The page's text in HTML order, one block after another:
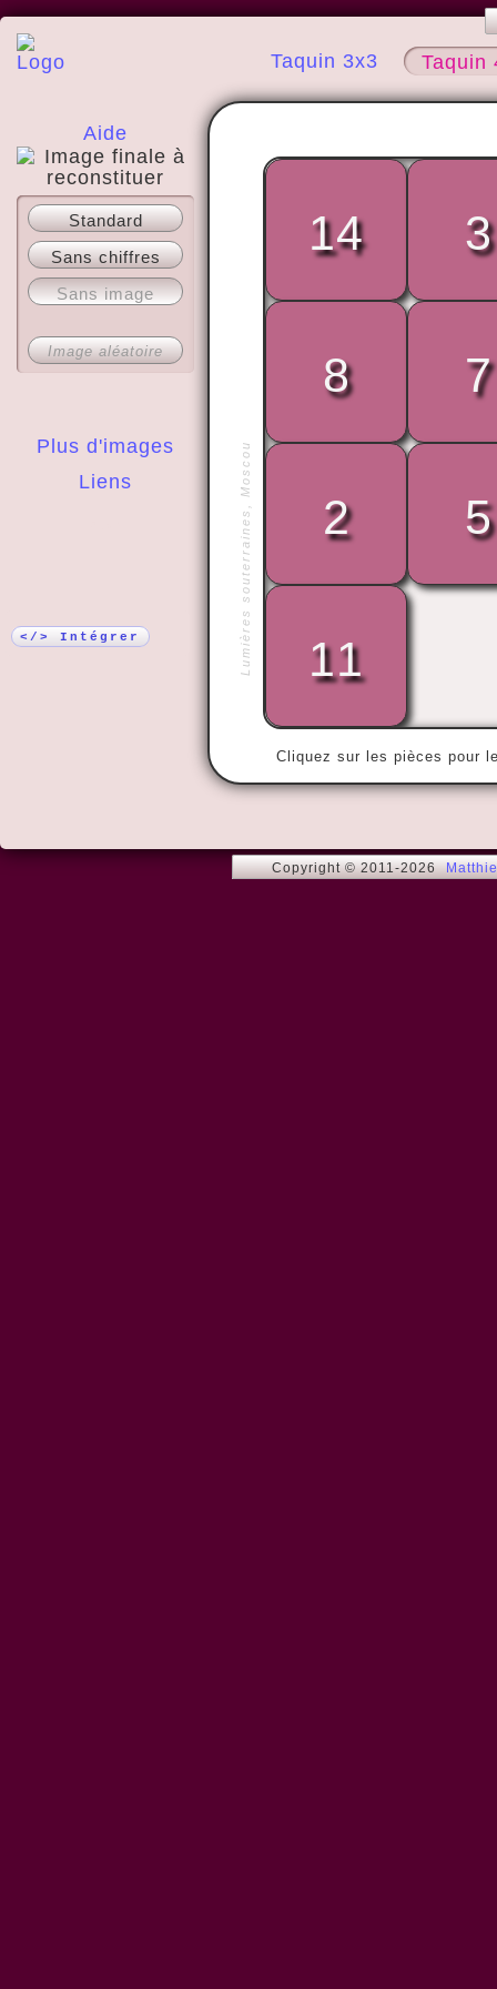
Taquin 3x3 Taquin
Aide
A propos
Plus d'images
Liens
Standard
Sans chiffres
Sans image
Image aléatoire
</> Intégrer Lumières souterraines, Moscou
Cliquez sur les pièces pour
« Le seul
tentation,
14 3
8 7
2 5
11
Copyright © 2011-2026